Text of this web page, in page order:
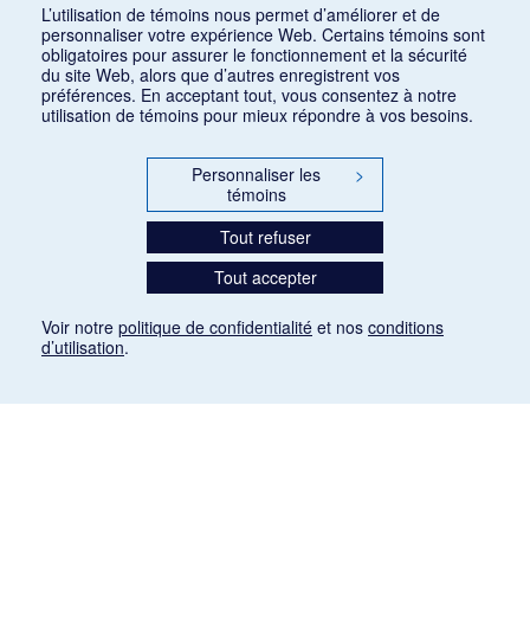
L’utilisation de témoins nous permet d’améliorer et de
personnaliser votre expérience Web. Certains témoins sont
obligatoires pour assurer le fonctionnement et la sécurité
du site Web, alors que d’autres enregistrent vos
préférences. En acceptant tout, vous consentez à notre
utilisation de témoins pour mieux répondre à vos besoins.
Personnaliser les
témoins
>
Tout refuser
Tout accepter
Voir notre politique de confidentialité et nos conditions
d’utilisation.